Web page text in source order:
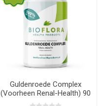
Guldenroede Complex
(Voorheen Renal-Health) 90
Tabletten Bioflora